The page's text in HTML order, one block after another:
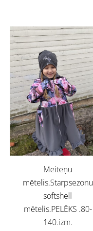
Meiteņu
mētelis.Starpsezonu
softshell
mētelis.PELĒKS .80-
140.izm.